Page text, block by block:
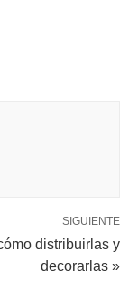
SIGUIENTE
distribuirlas y
decorarlas »